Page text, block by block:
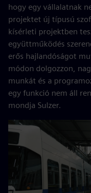
hogy egy vállalatnak
projektet új típusú
kísérleti projektben
együttműködés
erős hajlandóságot
módon dolgozzon,
munkát és a
egy funkció nem áll
mondja Sulzer.